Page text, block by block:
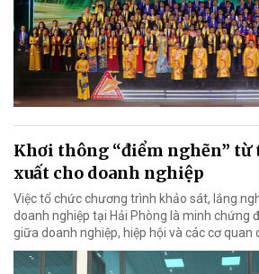
Khơi thông “điểm nghẽn” từ
xuất cho doanh nghiệp
Việc tổ chức chương trình khảo sát, lắng
doanh nghiệp tại Hải Phòng là minh chứng
giữa doanh nghiệp, hiệp hội và các cơ quan